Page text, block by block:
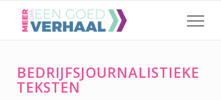
BEDRIJFSJOURNALISTIEKE
TEKSTEN